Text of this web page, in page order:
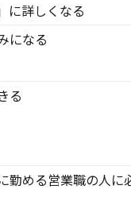
に詳しくなる
になる
る
勤める営業職の人に